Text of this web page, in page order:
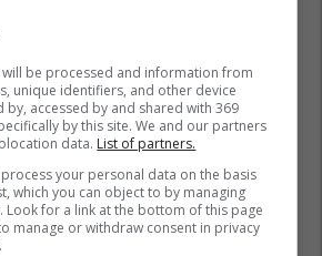
be processed and information from
unique identifiers, and other device
by, accessed by and shared with 369
by this site. We and our partners
data. List of partners.
your personal data on the basis
which you can object to by managing
for a link at the bottom of this page
manage or withdraw consent in privacy